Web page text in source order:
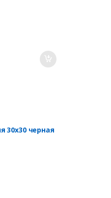
30х30 черная